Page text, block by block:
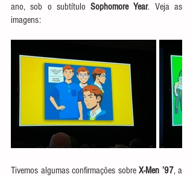
ano, sob o subtítulo Sophomore Year. Veja as
imagens:
Tivemos algumas confirmações sobre X-Men ’97, a